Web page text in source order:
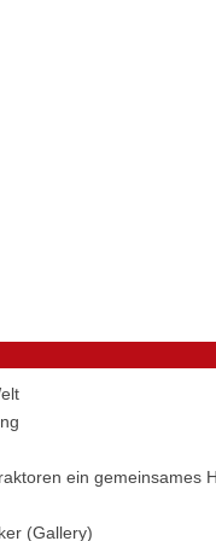
ein gemeinsames
(Gallery)